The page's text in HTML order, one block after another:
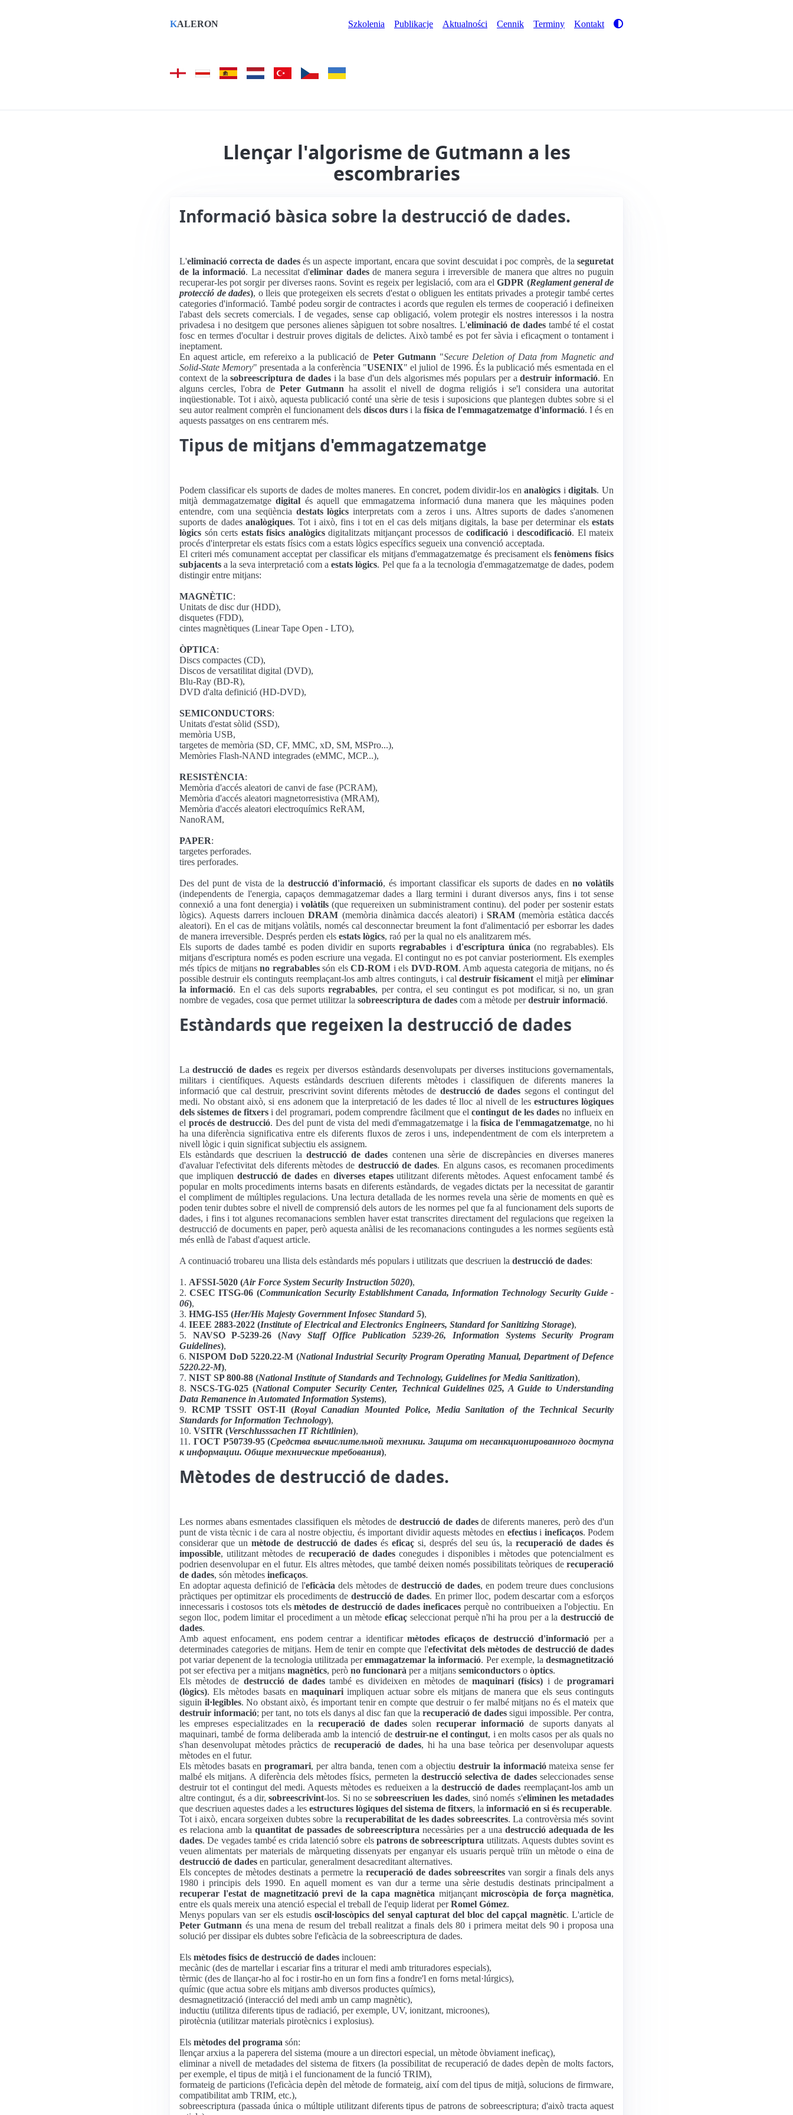
KALERON Szkolenia Publikacje Aktualności Cennik Terminy Kontakt
Llençar l'algorisme de Gutmann a les
escombraries
Informació bàsica sobre la destrucció de dades.
L'eliminació correcta de dadesés un aspecte important, encara que sovint descuidat i poc comprès, de laseguretat
de la informació. La necessitat d'eliminar dadesde manera segura i irreversible de manera que altres no puguin
recuperar-les pot sorgir per diverses raons. Sovint es regeix per legislació, com ara elGDPR (Reglament general de
protecció de dades), o lleis que protegeixen els secrets d'estat o obliguen les entitats privades a protegir també certes
categories d'informació. També podeu sorgir de contractes i acords que regulen els termes de cooperació i defineixen
l'abast dels secrets comercials. I de vegades, sense cap obligació, volem protegir els nostres interessos i la nostra
privadesa i no desitgem que persones alienes sàpiguen tot sobre nosaltres. L'eliminació de dadestambé té el costat
fosc en termes d'ocultar i destruir proves digitals de delictes. Això també es pot fer sàvia i eficaçment o tontament i
ineptament.
En aquest article, em refereixo a la publicació de Peter Gutmann "Secure Deletion of Data from Magnetic and
Solid-State Memory" presentada a la conferència "USENIX" el juliol de 1996. És la publicació més esmentada en el
context de lasobreescriptura de dadesi la base d'un dels algorismes més populars per adestruir informació. En
alguns cercles, l'obra de Peter Gutmann ha assolit el nivell de dogma religiós i se'l considera una autoritat
inqüestionable. Tot i això, aquesta publicació conté una sèrie de tesis i suposicions que plantegen dubtes sobre si el
seu autor realment comprèn el funcionament dels discos durs i la física de l'emmagatzematge d'informació. I és en
aquests passatges on ens centrarem més.
Tipus de mitjans d'emmagatzematge
Podem classificar els suports de dades de moltes maneres. En concret, podem dividir-los enanalògics idigitals. Un
mitjà demmagatzematgedigital és aquell que emmagatzema informació duna manera que les màquines poden
entendre, com una seqüència destats lògics interpretats com a zeros i uns. Altres suports de dades s'anomenen
suports de dades analògiques. Tot i això, fins i tot en el cas dels mitjans digitals, la base per determinar els estats
lògics són certs estats físics analògicsdigitalitzats mitjançant processos de codificació i descodificació. El mateix
procés d'interpretar els estats físics com a estats lògics específics segueix una convenció acceptada.
El criteri més comunament acceptat per classificar els mitjans d'emmagatzematge és precisament elsfenòmens físics
subjacents a la seva interpretació com aestats lògics. Pel que fa a la tecnologia d'emmagatzematge de dades, podem
distingir entre mitjans:
MAGNÈTIC:
Unitats de disc dur (HDD),
disquetes (FDD),
cintes magnètiques (Linear Tape Open - LTO),
ÒPTICA:
Discs compactes (CD),
Discos de versatilitat digital (DVD),
Blu-Ray (BD-R),
DVD d'alta definició (HD-DVD),
SEMICONDUCTORS:
Unitats d'estat sòlid (SSD),
memòria USB,
targetes de memòria (SD, CF, MMC, xD, SM, MSPro...),
Memòries Flash-NAND integrades (eMMC, MCP...),
RESISTÈNCIA:
Memòria d'accés aleatori de canvi de fase (PCRAM),
Memòria d'accés aleatori magnetorresistiva (MRAM),
Memòria d'accés aleatori electroquímics ReRAM,
NanoRAM,
PAPER:
targetes perforades.
tires perforades.
Des del punt de vista de la destrucció d'informació, és important classificar els suports de dades en no volàtils
(independents de l'energia, capaços demmagatzemar dades a llarg termini i durant diversos anys, fins i tot sense
connexió a una font denergia) i volàtils(que requereixen un subministrament continu). del poder per sostenir estats
lògics). Aquests darrers inclouenDRAM (memòria dinàmica daccés aleatori) iSRAM (memòria estàtica daccés
aleatori). En el cas de mitjans volàtils, només cal desconnectar breument la font d'alimentació per esborrar les dades
de manera irreversible. Després perden els estats lògics, raó per la qual no els analitzarem més.
Els suports de dades també es poden dividir en suports regrabables i d'escriptura única (no regrabables). Els
mitjans d'escriptura només es poden escriure una vegada. El contingut no es pot canviar posteriorment. Els exemples
més típics de mitjans no regrabablessón els CD-ROM i els DVD-ROM. Amb aquesta categoria de mitjans, no és
possible destruir els continguts reemplaçant-los amb altres continguts, i cal destruir físicament el mitjà pereliminar
la informació. En el cas dels suportsregrabables, per contra, el seu contingut es pot modificar, si no, un gran
nombre de vegades, cosa que permet utilitzar la sobreescriptura de dades com a mètode perdestruir informació.
Estàndards que regeixen la destrucció de dades
Ladestrucció de dades es regeix per diversos estàndards desenvolupats per diverses institucions governamentals,
militars i científiques. Aquests estàndards descriuen diferents mètodes i classifiquen de diferents maneres la
informació que cal destruir, prescrivint sovint diferents mètodes de destrucció de dades segons el contingut del
medi. No obstant això, si ens adonem que la interpretació de les dades té lloc al nivell de les estructures lògiques
dels sistemes de fitxersi del programari, podem comprendre fàcilment que elcontingut de les dades no influeix en
el procés de destrucció. Des del punt de vista del medi d'emmagatzematge i lafísica de l'emmagatzematge, no hi
ha una diferència significativa entre els diferents fluxos de zeros i uns, independentment de com els interpretem a
nivell lògic i quin significat subjectiu els assignem.
Els estàndards que descriuen ladestrucció de dades contenen una sèrie de discrepàncies en diverses maneres
d'avaluar l'efectivitat dels diferents mètodes de destrucció de dades. En alguns casos, es recomanen procediments
que impliquen destrucció de dadesen diverses etapesutilitzant diferents mètodes. Aquest enfocament també és
popular en molts procediments interns basats en diferents estàndards, de vegades dictats per la necessitat de garantir
el compliment de múltiples regulacions. Una lectura detallada de les normes revela una sèrie de moments en què es
poden tenir dubtes sobre el nivell de comprensió dels autors de les normes pel que fa al funcionament dels suports de
dades, i fins i tot algunes recomanacions semblen haver estat transcrites directament del regulacions que regeixen la
destrucció de documents en paper, però aquesta anàlisi de les recomanacions contingudes a les normes següents està
més enllà de l'abast d'aquest article.
A continuació trobareu una llista dels estàndards més populars i utilitzats que descriuen la destrucció de dades:
1. AFSSI-5020 (Air Force System Security Instruction 5020),
2.CSEC ITSG-06 (Communication Security Establishment Canada, Information Technology Security Guide -
06),
3. HMG-IS5 (Her/His Majesty Government Infosec Standard 5),
4. IEEE 2883-2022 (Institute of Electrical and Electronics Engineers, Standard for Sanitizing Storage),
5. NAVSO P-5239-26 (Navy Staff Office Publication 5239-26, Information Systems Security Program
Guidelines),
6.NISPOM DoD 5220.22-M (National Industrial Security Program Operating Manual, Department of Defence
5220.22-M),
7. NIST SP 800-88 (National Institute of Standards and Technology, Guidelines for Media Sanitization),
8.NSCS-TG-025 (National Computer Security Center, Technical Guidelines 025, A Guide to Understanding
Data Remanence in Automated Information Systems),
9. RCMP TSSIT OST-II (Royal Canadian Mounted Police, Media Sanitation of the Technical Security
Standards for Information Technology),
10. VSITR (Verschlusssachen IT Richtlinien),
11. ГОСТ Р50739-95 (Средства вычислительной техники. Защита от несанкционированного доступа
к информации. Общие технические требования),
Mètodes de destrucció de dades.
Les normes abans esmentades classifiquen els mètodes de destrucció de dadesde diferents maneres, però des d'un
punt de vista tècnic i de cara al nostre objectiu, és important dividir aquests mètodes en efectiusi ineficaços. Podem
considerar que un mètode de destrucció de dades és eficaç si, després del seu ús, la recuperació de dades és
impossible, utilitzant mètodes de recuperació de dades conegudes i disponibles i mètodes que potencialment es
podrien desenvolupar en el futur. Els altres mètodes, que també deixen només possibilitats teòriques de recuperació
de dades, són mètodes ineficaços.
En adoptar aquesta definició de l'eficàcia dels mètodes de destrucció de dades, en podem treure dues conclusions
pràctiques per optimitzar els procediments de destrucció de dades. En primer lloc, podem descartar com a esforços
innecessaris i costosos tots elsmètodes de destrucció de dades ineficacesperquè no contribueixen a l'objectiu. En
segon lloc, podem limitar el procediment a un mètodeeficaç seleccionat perquè n'hi ha prou per a ladestrucció de
dades.
Amb aquest enfocament, ens podem centrar a identificar mètodes eficaços de destrucció d'informació per a
determinades categories de mitjans. Hem de tenir en compte que l'efectivitat dels mètodes de destrucció de dades
pot variar depenent de la tecnologia utilitzada peremmagatzemar la informació. Per exemple, ladesmagnetització
pot ser efectiva per a mitjans magnètics, però no funcionarà per a mitjans semiconductors o òptics.
Els mètodes de destrucció de dadestambé es divideixen en mètodes demaquinari (físics) i de programari
(lògics). Els mètodes basats en maquinariimpliquen actuar sobre els mitjans de manera que els seus continguts
siguin il·legibles. No obstant això, és important tenir en compte que destruir o fer malbé mitjans no és el mateix que
destruir informació; per tant, no tots els danys al disc fan que la recuperació de dades sigui impossible. Per contra,
les empreses especialitzades en la recuperació de dades solenrecuperar informació de suports danyats al
maquinari, també de forma deliberada amb la intenció dedestruir-ne el contingut, i en molts casos per als quals no
s'han desenvolupat mètodes pràctics derecuperació de dades, hi ha una base teòrica per desenvolupar aquests
mètodes en el futur.
Els mètodes basats enprogramari, per altra banda, tenen com a objectiu destruir la informaciómateixa sense fer
malbé els mitjans. A diferència dels mètodes físics, permeten la destrucció selectiva de dadesseleccionades sense
destruir tot el contingut del medi. Aquests mètodes es redueixen a ladestrucció de dades reemplaçant-los amb un
altre contingut, és a dir,sobreescrivint-los. Si no sesobreescriuen les dades, sinó només s'eliminen les metadades
que descriuen aquestes dades a les estructures lògiques del sistema de fitxers, la informació en si és recuperable.
Tot i això, encara sorgeixen dubtes sobre la recuperabilitat de les dades sobreescrites. La controvèrsia més sovint
es relaciona amb la quantitat de passades de sobreescriptura necessàries per a una destrucció adequada de les
dades. De vegades també es crida latenció sobre els patrons de sobreescriptura utilitzats. Aquests dubtes sovint es
veuen alimentats per materials de màrqueting dissenyats per enganyar els usuaris perquè triïn un mètode o eina de
destrucció de dades en particular, generalment desacreditant alternatives.
Els conceptes de mètodes destinats a permetre la recuperació de dades sobreescrites van sorgir a finals dels anys
1980 i principis dels 1990. En aquell moment es van dur a terme una sèrie destudis destinats principalment a
recuperar l'estat de magnetització previ de la capa magnètica mitjançantmicroscòpia de força magnètica,
entre els quals mereix una atenció especial el treball de l'equip liderat perRomel Gómez.
Menys populars van ser els estudisoscil·loscòpics del senyal capturat del bloc del capçal magnètic. L'article de
Peter Gutmann és una mena de resum del treball realitzat a finals dels 80 i primera meitat dels 90 i proposa una
solució per dissipar els dubtes sobre l'eficàcia de la sobreescriptura de dades.
Els mètodes físics de destrucció de dades inclouen:
mecànic (des de martellar i escariar fins a triturar el medi amb trituradores especials),
tèrmic (des de llançar-ho al foc i rostir-ho en un forn fins a fondre'l en forns metal·lúrgics),
químic (que actua sobre els mitjans amb diversos productes químics),
desmagnetització (interacció del medi amb un camp magnètic),
inductiu (utilitza diferents tipus de radiació, per exemple, UV, ionitzant, microones),
pirotècnia (utilitzar materials pirotècnics i explosius).
Els mètodes del programa són:
llençar arxius a la paperera del sistema (moure a un directori especial, un mètode òbviament ineficaç),
eliminar a nivell de metadades del sistema de fitxers (la possibilitat de recuperació de dades depèn de molts factors,
per exemple, el tipus de mitjà i el funcionament de la funció TRIM),
formateig de particions (l'eficàcia depèn del mètode de formateig, així com del tipus de mitjà, solucions de firmware,
compatibilitat amb TRIM, etc.),
sobreescriptura (passada única o múltiple utilitzant diferents tipus de patrons de sobreescriptura; d'això tracta aquest